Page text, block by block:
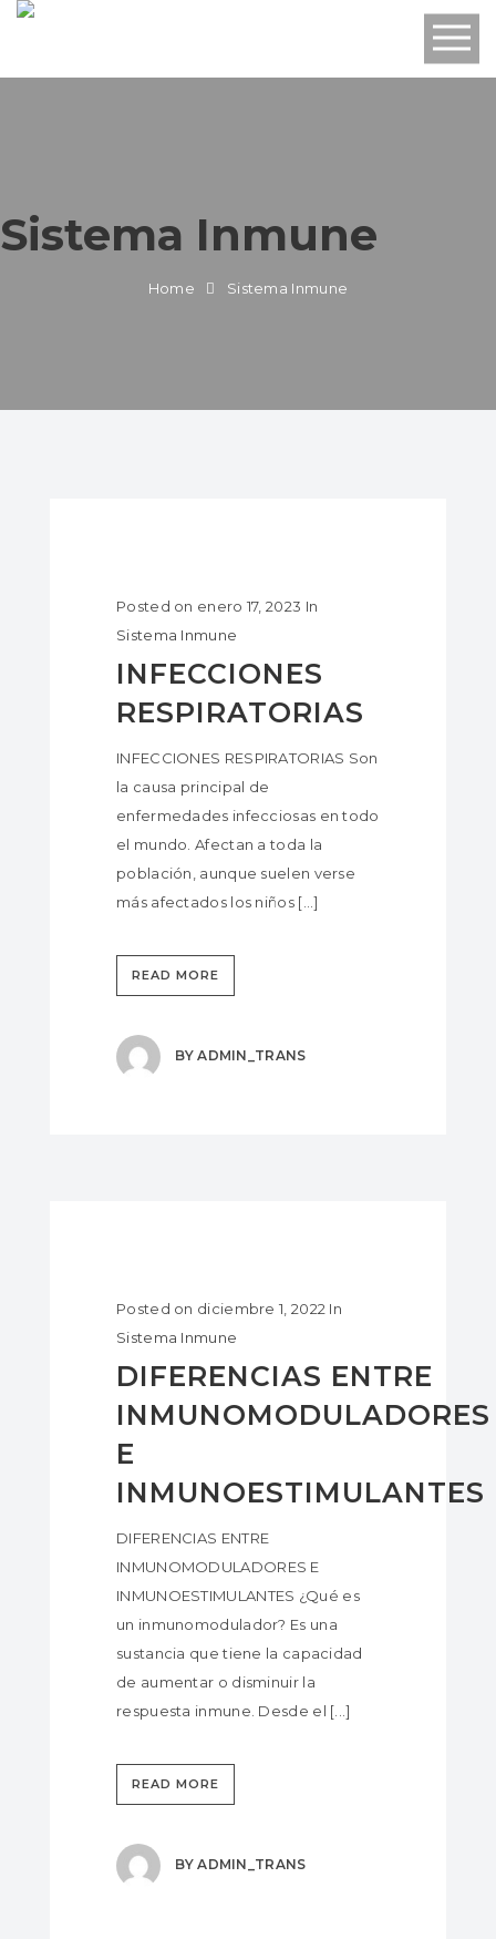
Sistema Inmune
Home Sistema Inmune
Posted on enero 17, 2023 In
Sistema Inmune
INFECCIONES
RESPIRATORIAS
INFECCIONES RESPIRATORIAS Son
la causa principal de
enfermedades infecciosas en todo
el mundo. Afectan a toda la
población, aunque suelen verse
más afectados los niños [...]
READ MORE
BYADMIN_TRANS
Posted on diciembre 1, 2022 In
Sistema Inmune
DIFERENCIAS ENTRE
INMUNOMODULADORES
E
INMUNOESTIMULANTES
DIFERENCIAS ENTRE
INMUNOMODULADORES E
INMUNOESTIMULANTES ¿Qué es
un inmunomodulador? Es una
sustancia que tiene la capacidad
de aumentar o disminuir la
respuesta inmune. Desde el [...]
READ MORE
BYADMIN_TRANS